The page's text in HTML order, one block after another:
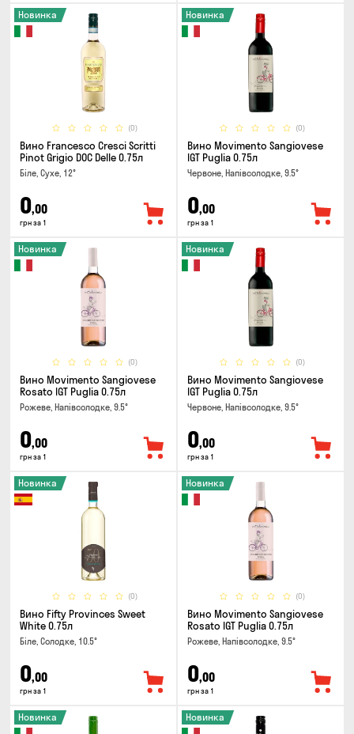
(0)
Новинка
Вино Francesco Cresci Scritti
Pinot Grigio DOC Delle 0.75л
Біле, Сухе, 12°
0,00
грн за 1
(0)
Новинка
Вино Movimento Sangiovese
IGT Puglia 0.75л
Червоне, Напівсолодке, 9.5°
0,00
грн за 1
(0)
Новинка
Вино Movimento Sangiovese
Rosato IGT Puglia 0.75л
Рожеве, Напівсолодке, 9.5°
0,00
грн за 1
(0)
Новинка
Вино Movimento Sangiovese
IGT Puglia 0.75л
Червоне, Напівсолодке, 9.5°
0,00
грн за 1
(0)
Новинка
Вино Fifty Provinces Sweet
White 0.75л
Біле, Солодке, 10.5°
0,00
грн за 1
(0)
Новинка
Вино Movimento Sangiovese
Rosato IGT Puglia 0.75л
Рожеве, Напівсолодке, 9.5°
0,00
грн за 1
Новинка Новинка